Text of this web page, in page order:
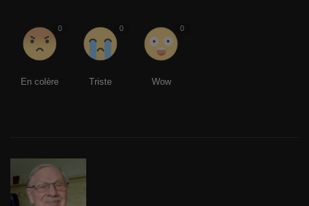
0
En colère
0
Triste
0
Wow